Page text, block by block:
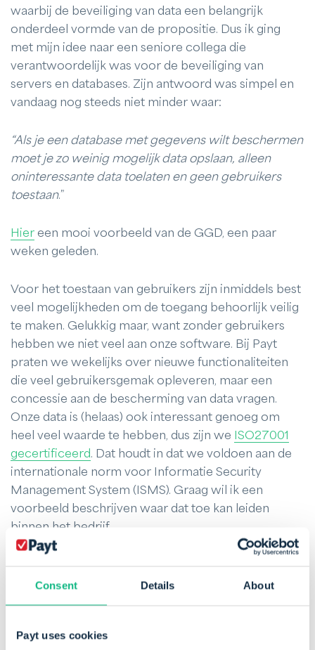
Consent Details About
Payt uses cookies
waarbij de beveiliging van data een belangrijk
onderdeel vormde van de propositie. Dus ik ging
met mijn idee naar een seniore collega die
verantwoordelijk was voor de beveiliging van
servers en databases. Zijn antwoord was simpel en
vandaag nog steeds niet minder waar:
“Als je een database met gegevens wilt beschermen
moet je zo weinig mogelijk data opslaan, alleen
oninteressante data toelaten en geen gebruikers
toestaan.”
Hier een mooi voorbeeld van de GGD, een paar
weken geleden.
Voor het toestaan van gebruikers zijn inmiddels best
veel mogelijkheden om de toegang behoorlijk veilig
te maken. Gelukkig maar, want zonder gebruikers
hebben we niet veel aan onze software. Bij Payt
praten we wekelijks over nieuwe functionaliteiten
die veel gebruikersgemak opleveren, maar een
concessie aan de bescherming van data vragen.
Onze data is (helaas) ook interessant genoeg om
heel veel waarde te hebben, dus zijn we ISO27001
gecertificeerd. Dat houdt in dat we voldoen aan de
internationale norm voor Informatie Security
Management System (ISMS). Graag wil ik een
voorbeeld beschrijven waar dat toe kan leiden
binnen het bedrijf.
het certificaat haalden. We hadden veel voorbereid
en een goed doordacht beveiligingsbeleid
bedacht dat dit beleidsdocument niet alleen bij de